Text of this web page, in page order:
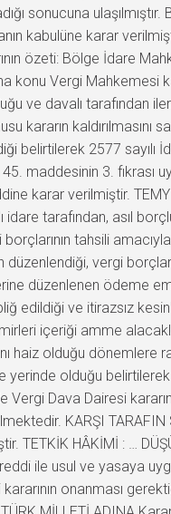
sonucuna ulaşılmıştır.
kabulüne karar
özeti: Bölge İdare
konu Vergi Mahkemesi
ve davalı tarafından
kararın kaldırılmasını
belirtilerek 2577 sayılı
45. maddesinin 3. fıkrası
karar verilmiştir.
idare tarafından, asıl
tahsili
vergi
düzenlenen ödeme
edildiği ve itirazsız
içeriği amme
haiz olduğu dönemlere
yerinde olduğu
Vergi Dava Dairesi
KARŞI TARAFIN
TETKİK HÂKİMİ : …
ile usul ve yasaya
onanması